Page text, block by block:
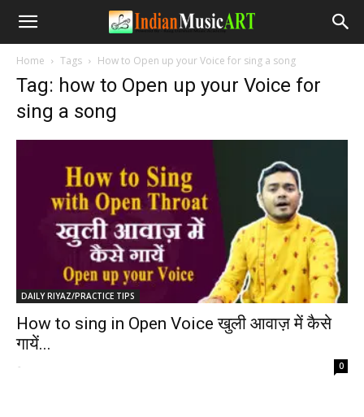
Home Tags How to Open up your Voice for sing a song
Tag: how to Open up your Voice for
sing a song
DAILY RIYAZ/PRACTICE TIPS
How to sing in Open Voice खुली आवाज़ में कैसे
गायें...
- 0